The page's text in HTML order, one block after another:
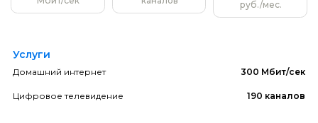
руб./мес.
Услуги
Домашний интернет 300 Мбит/сек
Цифровое телевидение 190 каналов